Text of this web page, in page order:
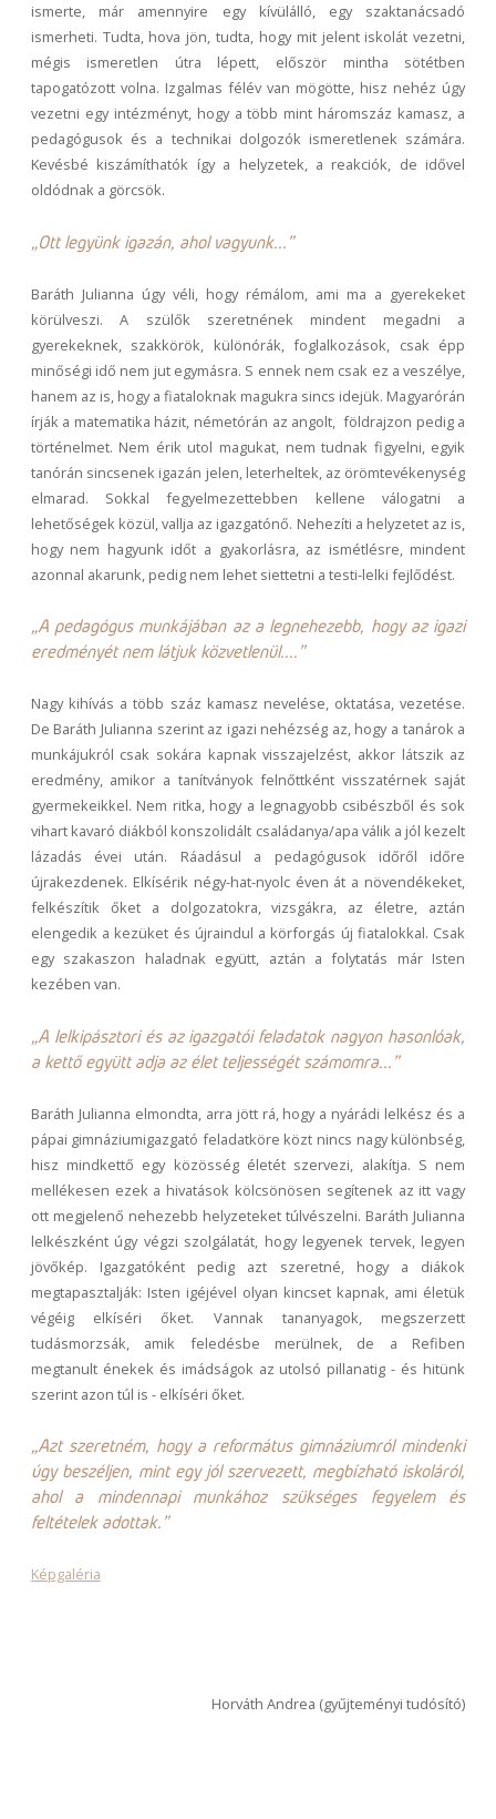
ismerte, már amennyire egy kívülálló, egy szaktanácsadó
ismerheti. Tudta, hova jön, tudta, hogy mit jelent iskolát vezetni,
mégis ismeretlen útra lépett, először mintha sötétben
tapogatózott volna. Izgalmas félév van mögötte, hisz nehéz úgy
vezetni egy intézményt, hogy a több mint háromszáz kamasz, a
pedagógusok és a technikai dolgozók ismeretlenek számára.
Kevésbé kiszámíthatók így a helyzetek, a reakciók, de idővel
oldódnak a görcsök.
„Ott legyünk igazán, ahol vagyunk..."
Baráth Julianna úgy véli, hogy rémálom, ami ma a gyerekeket
körülveszi. A szülők szeretnének mindent megadni a
gyerekeknek, szakkörök, különórák, foglalkozások, csak épp
minőségi idő nem jut egymásra. S ennek nem csak ez a veszélye,
hanem az is, hogy a fiataloknak magukra sincs idejük. Magyarórán
írják a matematika házit, németórán az angolt, földrajzon pedig a
történelmet. Nem érik utol magukat, nem tudnak figyelni, egyik
tanórán sincsenek igazán jelen, leterheltek, az örömtevékenység
elmarad. Sokkal fegyelmezettebben kellene válogatni a
lehetőségek közül, vallja az igazgatónő. Nehezíti a helyzetet az is,
hogy nem hagyunk időt a gyakorlásra, az ismétlésre, mindent
azonnal akarunk, pedig nem lehet siettetni a testi-lelki fejlődést.
„A pedagógus munkájában az a legnehezebb, hogy az igazi
eredményét nem látjuk közvetlenül...."
Nagy kihívás a több száz kamasz nevelése, oktatása, vezetése.
De Baráth Julianna szerint az igazi nehézség az, hogy a tanárok a
munkájukról csak sokára kapnak visszajelzést, akkor látszik az
eredmény, amikor a tanítványok felnőttként visszatérnek saját
gyermekeikkel. Nem ritka, hogy a legnagyobb csibészből és sok
vihart kavaró diákból konszolidált családanya/apa válik a jól kezelt
lázadás évei után. Ráadásul a pedagógusok időről időre
újrakezdenek. Elkísérik négy-hat-nyolc éven át a növendékeket,
felkészítik őket a dolgozatokra, vizsgákra, az életre, aztán
elengedik a kezüket és újraindul a körforgás új fiatalokkal. Csak
egy szakaszon haladnak együtt, aztán a folytatás már Isten
kezében van.
„A lelkipásztori és az igazgatói feladatok nagyon hasonlóak,
a kettő együtt adja az élet teljességét számomra..."
Baráth Julianna elmondta, arra jött rá, hogy a nyárádi lelkész és a
pápai gimnáziumigazgató feladatköre közt nincs nagy különbség,
hisz mindkettő egy közösség életét szervezi, alakítja. S nem
mellékesen ezek a hivatások kölcsönösen segítenek az itt vagy
ott megjelenő nehezebb helyzeteket túlvészelni. Baráth Julianna
lelkészként úgy végzi szolgálatát, hogy legyenek tervek, legyen
jövőkép. Igazgatóként pedig azt szeretné, hogy a diákok
megtapasztalják: Isten igéjével olyan kincset kapnak, ami életük
végéig elkíséri őket. Vannak tananyagok, megszerzett
tudásmorzsák, amik feledésbe merülnek, de a Refiben
megtanult énekek és imádságok az utolsó pillanatig - és hitünk
szerint azon túl is - elkíséri őket.
„Azt szeretném, hogy a református gimnáziumról mindenki
úgy beszéljen, mint egy jól szervezett, megbízható iskoláról,
ahol a mindennapi munkához szükséges fegyelem és
feltételek adottak."
Képgaléria
Horváth Andrea (gyűjteményi tudósító)